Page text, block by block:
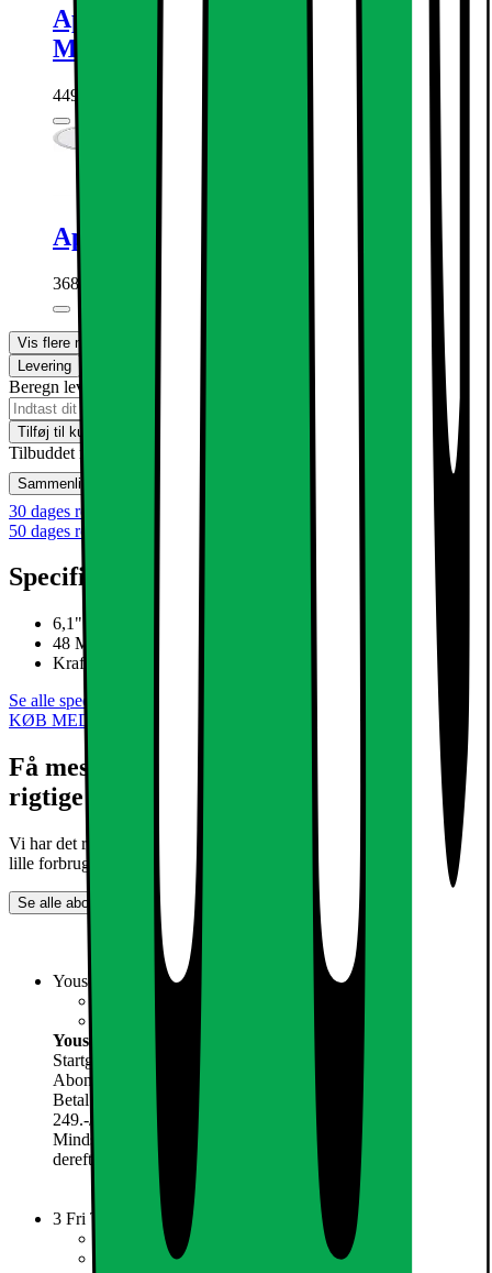
Apple iPhone 17e telefonetui med
MagSafe (Gennemsigtig)
449.-
Apple MagSafe trådløs oplader (1 m)
368.-
Vis flere muligheder
Levering
Beregn leveringstid for dit postnummer
Tilføj til kurv
Tilbuddet med Telenor kan købes i vores varehuse
Sammenlign
30 dages returret
50 dages returret som klubmedlem
Specifikationer
6,1" Super Retina XDR-skærm
48 MP Fusion-kamera
Kraftfuld A19 chip med C1X-modem
Se alle specifikationer
KØB MED MOBILABONNEMENTER
Få mest muligt ud af din telefon med det
rigtige abonnement
Vi har det rigtige abonnement til dig - uanset om du har et stort eller
lille forbrug.
Se alle abonnementer
Yousee Fri Tale 100GB
Roaming World i over 100 lande
Yousee Fri Tale 100GB
Startgebyr
Abonnement:
249.-
/mnd.
Betal nu
249.-/mnd.
Mindstepris de første 6 måneder (6 måneders bindingsperiode,
derefter 30 dages opsigelse): 7342,-
Vælg abonnement
3 Fri Tale 100 GB
3LikeHome i 100 lande
Lynhurtig 5G dækning